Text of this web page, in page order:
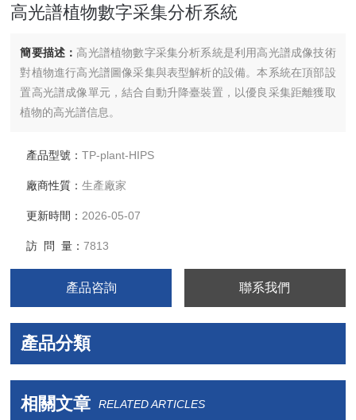
高光譜植物數字采集分析系統
簡要描述： 高光譜植物數字采集分析系統是利用高光譜成像技術
對植物進行高光譜圖像采集與表型解析的設備。本系統在頂部設
置高光譜成像單元，結合自動升降臺裝置，以優良采集距離獲取
植物的高光譜信息。
產品型號：TP-plant-HIPS
廠商性質：生產廠家
更新時間： 2026-05-07
訪 問 量：7813
產品咨詢 聯系我們
產品分類
相關文章 RELATED ARTICLES